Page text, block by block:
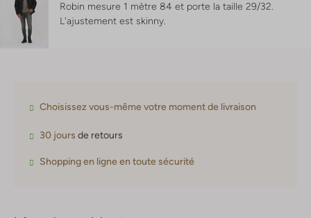
Robin mesure 1 mètre 84 et porte la taille 29/32.
L'ajustement est skinny
Choisissez vous-même votre moment de livraison
30 jours de retours
Shopping en ligne en toute sécurité